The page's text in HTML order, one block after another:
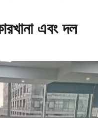
এবং দল